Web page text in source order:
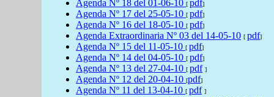
Agenda Nº 18 del 01-06-10 [ pdf]
Agenda Nº 17 del 25-05-10 [ pdf]
Agenda Nº 16 del 18-05-10 [ pdf]
Agenda Extraordinaria Nº 03 del 14-05-10 [ pdf]
Agenda Nº 15 del 11-05-10 [ pdf]
Agenda Nº 14 del 04-05-10 [ pdf]
Agenda Nº 13 del 27-04-10 [ pdf ]
Agenda Nº 12 del 20-04-10 [pdf]
Agenda Nº 11 del 13-04-10 [ pdf ]